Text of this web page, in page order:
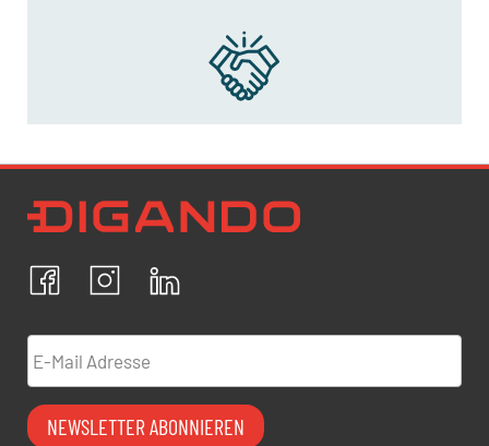
FacebookInstagram
Ich bestätige, dass ich die
Datenschutzrichtlinien
personenbezogenen Daten einverstanden.
E-Mail Adresse
NEWSLETTER ABONNIEREN